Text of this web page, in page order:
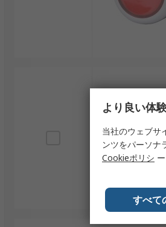
より良い体
当社のウェブサ
ンツをパーソナ
Cookieポリシ
すべて